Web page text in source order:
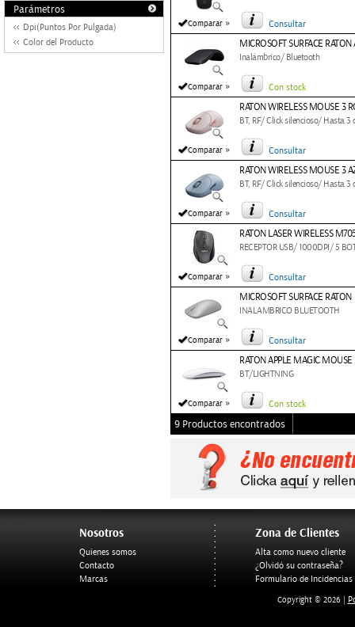
Parámetros
Dpi(Puntos Por Pulgada)
Color del Producto
Comparar » Consultar
Comparar »
MICROSOFT SURFACE RATON
Inalámbrico/ Bluetooth
Con stock
Comparar »
RATON WIRELESS MOUSE 3
BT, RF/ Click silencioso/ Hasta
Consultar
Comparar »
RATON WIRELESS MOUSE 3
BT, RF/ Click silencioso/ Hasta
Consultar
Comparar »
RATON LASER WIRELESS
RECEPTOR USB/ 1000DPI/ 5
Consultar
Comparar »
MICROSOFT SURFACE RATON
INALAMBRICO BLUETOOTH
Consultar
Comparar »
RATON APPLE MAGIC
BT/LIGHTNING
Con stock
9 Productos encontrados
Nosotros
Quienes somos
Contacto
Marcas
Zona de Clientes
Alta como nuevo cliente
¿Olvidó su contraseña?
Formulario de Incidencias
Copyright © 2026 |